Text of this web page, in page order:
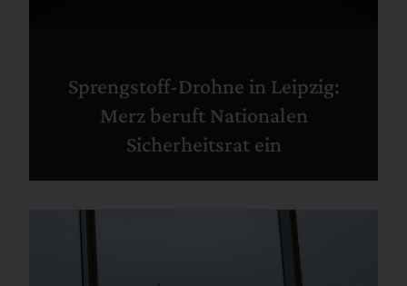
Sprengstoff-Drohne in Leipzig:
Merz beruft Nationalen
Sicherheitsrat ein